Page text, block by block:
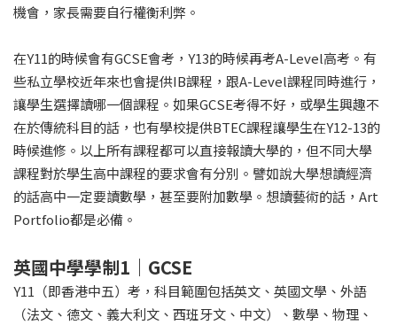
機會，家長需要自行權衡利弊。
在Y11的時候會有GCSE會考，Y13的時候再考A-Level高考。有
些私立學校近年來也會提供IB課程，跟A-Level課程同時進行，
讓學生選擇讀哪一個課程。如果GCSE考得不好，或學生興趣不
在於傳統科目的話，也有學校提供BTEC課程讓學生在Y12-13的
時候進修。以上所有課程都可以直接報讀大學的，但不同大學
課程對於學生高中課程的要求會有分別。譬如說大學想讀經濟
的話高中一定要讀數學，甚至要附加數學。想讀藝術的話，Art
Portfolio都是必備。
英國中學學制1｜GCSE
Y11（即香港中五）考，科目範圍包括英文、英國文學、外語
（法文、德文、義大利文、西班牙文、中文）、數學、物理、